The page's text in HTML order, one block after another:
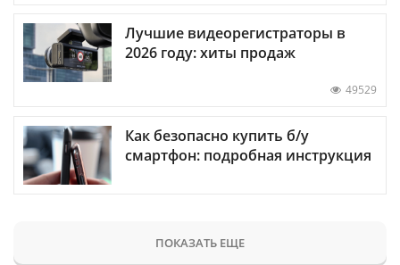
Лучшие видеорегистраторы в
2026 году: хиты продаж
49529
Как безопасно купить б/у
смартфон: подробная инструкция
ПОКАЗАТЬ ЕЩЕ